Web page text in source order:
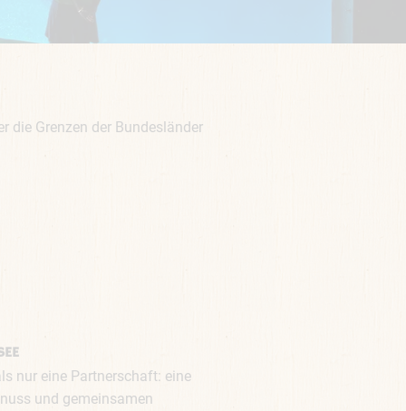
die Grenzen der Bundesländer
nur eine Partnerschaft: eine
und gemeinsamen